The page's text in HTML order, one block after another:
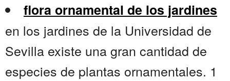
flora ornamental de los jardines
en los jardines de la Universidad de
Sevilla existe una gran cantidad de
especies de plantas ornamentales. 1